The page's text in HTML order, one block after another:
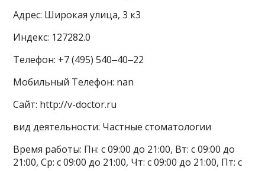
Адрес: Широкая улица, 3 к3
Индекс: 127282.0
Телефон: +7 (495) 540‒40‒22
Мобильный Телефон: nan
Сайт: http://v-doctor.ru
вид деятельности: Частные стоматологии
Время работы: Пн: с 09:00 до 21:00, Вт: с 09:00 до
21:00, Ср: с 09:00 до 21:00, Чт: с 09:00 до 21:00, Пт: с